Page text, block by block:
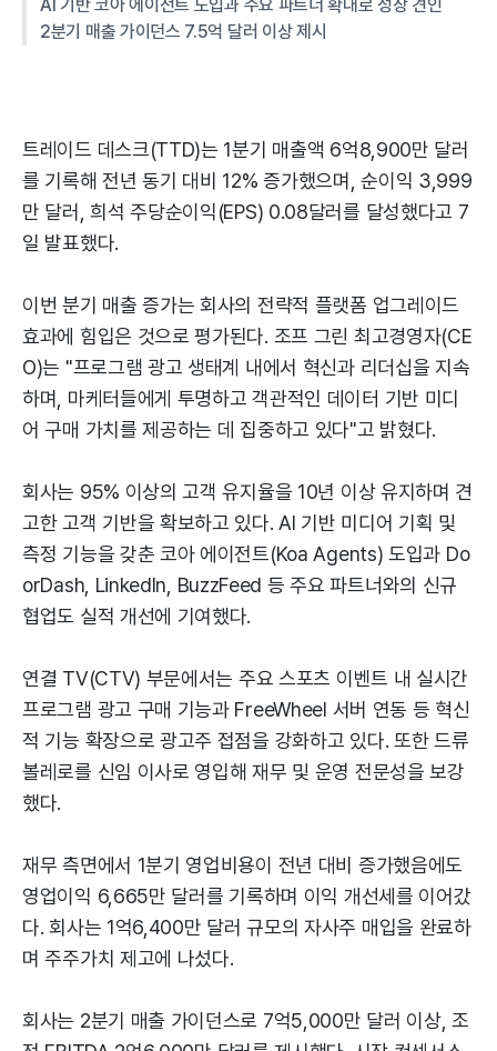
AI 기반 코아 에이전트 도입과 주요 파트너 확대로 성장 견인
2분기 매출 가이던스 7.5억 달러 이상 제시
트레이드 데스크(TTD)는 1분기 매출액 6억8,900만 달러
를 기록해 전년 동기 대비 12% 증가했으며, 순이익 3,999
만 달러, 희석 주당순이익(EPS) 0.08달러를 달성했다고 7
일 발표했다.
이번 분기 매출 증가는 회사의 전략적 플랫폼 업그레이드
효과에 힘입은 것으로 평가된다. 조프 그린 최고경영자(CE
O)는 "프로그램 광고 생태계 내에서 혁신과 리더십을 지속
하며, 마케터들에게 투명하고 객관적인 데이터 기반 미디
어 구매 가치를 제공하는 데 집중하고 있다"고 밝혔다.
회사는 95% 이상의 고객 유지율을 10년 이상 유지하며 견
고한 고객 기반을 확보하고 있다. AI 기반 미디어 기획 및
측정 기능을 갖춘 코아 에이전트(Koa Agents) 도입과 Do
orDash, LinkedIn, BuzzFeed 등 주요 파트너와의 신규
협업도 실적 개선에 기여했다.
연결 TV(CTV) 부문에서는 주요 스포츠 이벤트 내 실시간
프로그램 광고 구매 기능과 FreeWheel 서버 연동 등 혁신
적 기능 확장으로 광고주 접점을 강화하고 있다. 또한 드류
볼레로를 신임 이사로 영입해 재무 및 운영 전문성을 보강
했다.
재무 측면에서 1분기 영업비용이 전년 대비 증가했음에도
영업이익 6,665만 달러를 기록하며 이익 개선세를 이어갔
다. 회사는 1억6,400만 달러 규모의 자사주 매입을 완료하
며 주주가치 제고에 나섰다.
회사는 2분기 매출 가이던스로 7억5,000만 달러 이상, 조